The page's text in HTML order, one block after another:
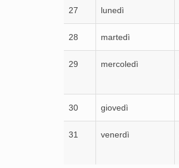
27 lunedì
28 martedì
29 mercoledì
30 giovedì
31 venerdì